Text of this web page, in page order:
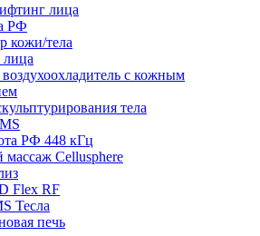
лица
РФ
кожи/тела
с кожным
тела
РФ 448 кГц
массаж Cellusphere
Flex RF
Тесла
печь